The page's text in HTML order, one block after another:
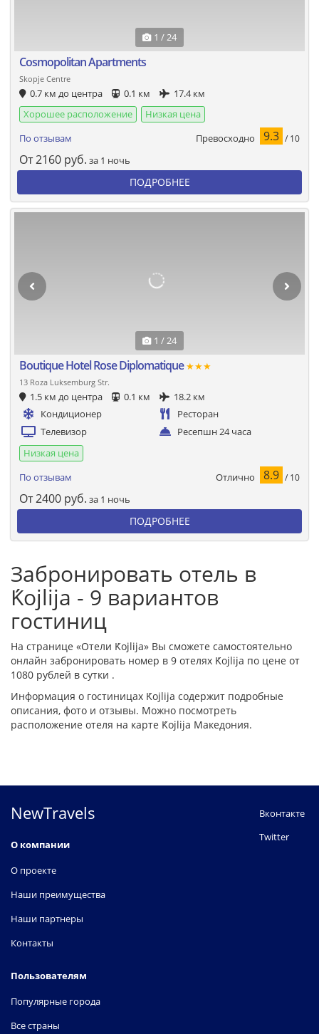
1 / 24
Cosmopolitan Apartments
Skopje Centre
0.7 км до центра 0.1 км
17.4 км
Хорошее расположение
Низкая цена
По отзывам
Превосходно 9.3 / 10
От2160 руб. за 1 ночь
ПОДРОБНЕЕ
1 / 24
Boutique Hotel Rose Diplomatique★★★
13 Roza Luksemburg Str.
1.5 км до центра 0.1 км
18.2 км
Кондиционер
Ресторан
Телевизор
Ресепшн 24 часа
Низкая цена
По отзывам
Отлично 8.9 / 10
От2400 руб. за 1 ночь
ПОДРОБНЕЕ
Забронировать отель в
Ḱojlija - 9 вариантов
гостиниц
На странице «Отели Ḱojlija» Вы сможете самостоятельно
онлайн забронировать номер в 9 отелях Ḱojlija по цене от
1080 рублей в сутки .
Информация о гостиницах Ḱojlija содержит подробные
описания, фото и отзывы. Можно посмотреть
расположение отеля на карте Ḱojlija Македония.
NewTravels
О компании
О проекте
Наши преимущества
Наши партнеры
Контакты
Пользователям
Популярные города
Все страны
Вконтакте
Twitter